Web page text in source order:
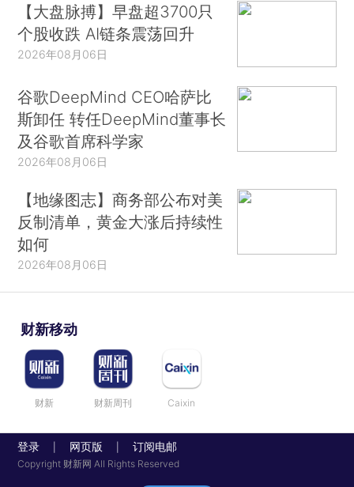
【大盘脉搏】早盘超3700只
个股收跌 AI链条震荡回升
2026年08月06日
谷歌DeepMind CEO哈萨比
斯卸任 转任DeepMind董事长
及谷歌首席科学家
2026年08月06日
【地缘图志】商务部公布对美
反制清单，黄金大涨后持续性
如何
2026年08月06日
财新移动
财新 财新周刊 Caixin
登录 网页版 订阅电邮
Copyright 财新网 All Rights Reserved